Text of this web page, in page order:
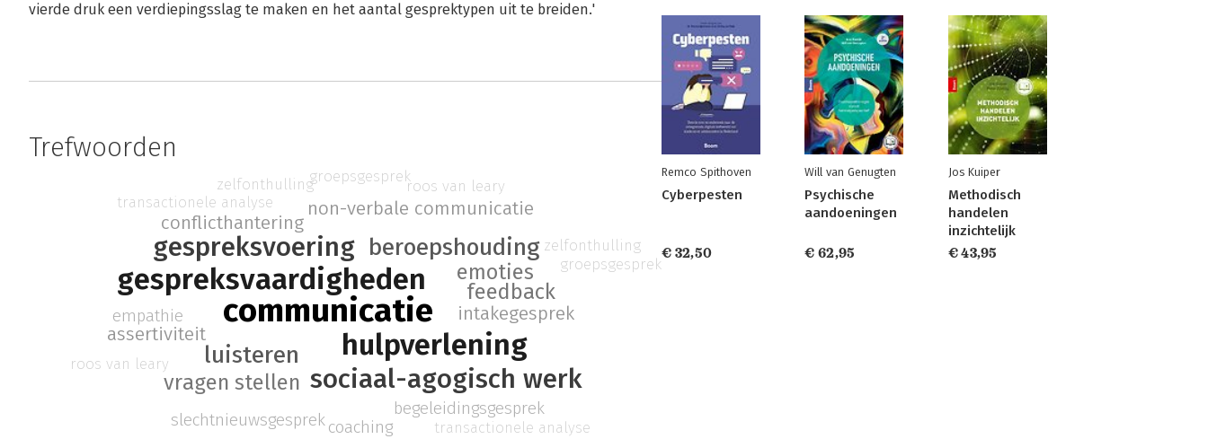
vierde druk een verdiepingsslag te maken en het aantal gesprektypen uit te breiden.'
Trefwoorden
communicatie
gespreksvaardigheden
hulpverlening
gespreksvoering
sociaal-agogisch werk
luisteren
beroepshouding
vragen stellen
emoties
feedback
conflicthantering
intakegesprek
non-verbale communicatie
assertiviteit
empathie
begeleidingsgesprek
coaching
slechtnieuwsgesprek
roos van leary
transactionele analyse
zelfonthullinggroepsgesprek
roos van leary
transactionele analyse
zelfonthulling
groepsgesprek
Remco Spithoven
Cyberpesten
€ 32,50
Will van Genugten
Psychische
aandoeningen
€ 62,95
Jos Kuiper
Methodisch
handelen
inzichtelijk
€ 43,95